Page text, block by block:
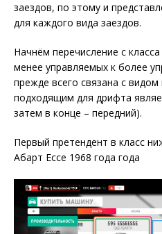
заездов, по этому и
для каждого вида заездов.
Начнём перечисление с
менее управляемых к более
прежде всего связана с
подходящим для дрифта
затем в конце – передний).
Первый претендент в класс
Абарт Ессе 1968 года года